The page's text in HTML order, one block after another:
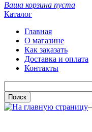
Ваша корзина пуста
Каталог
Главная
О магазине
Как заказать
Доставка и оплата
Контакты
–